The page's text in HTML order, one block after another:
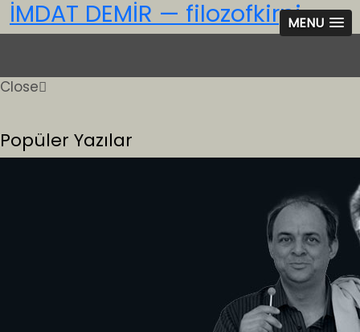
İMDAT DEMİR — filozofkirpiMENU
Close
Popüler Yazılar